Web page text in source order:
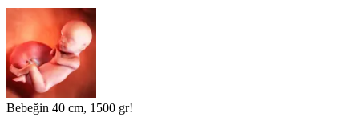
Bebeğin 40 cm, 1500 gr!